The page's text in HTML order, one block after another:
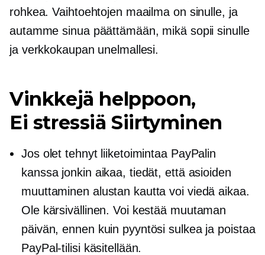
rohkea. Vaihtoehtojen maailma on sinulle, ja
autamme sinua päättämään, mikä sopii sinulle
ja verkkokaupan unelmallesi.
Vinkkejä helppoon,
Ei stressiä Siirtyminen
Jos olet tehnyt liiketoimintaa PayPalin
kanssa jonkin aikaa, tiedät, että asioiden
muuttaminen alustan kautta voi viedä aikaa.
Ole kärsivällinen. Voi kestää muutaman
päivän, ennen kuin pyyntösi sulkea ja poistaa
PayPal-tilisi käsitellään.